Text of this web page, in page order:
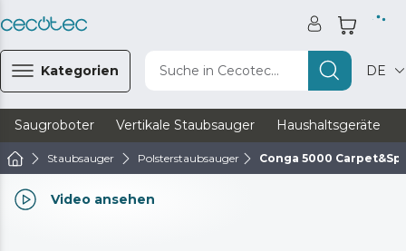
Kategorien Suche in Cecotec... DE
Saugroboter Vertikale Staubsauger Haushaltsgeräte
Staubsauger Polsterstaubsauger Conga 5000
Video ansehen